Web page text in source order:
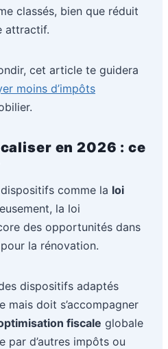
classés, bien que réduit
attractif.
cet article te guidera
moins d’impôts
en 2026 : ce
comme la loi
la loi
des opportunités dans
la rénovation.
dispositifs adaptés
mais doit s’accompagner
fiscale globale
par d’autres impôts ou